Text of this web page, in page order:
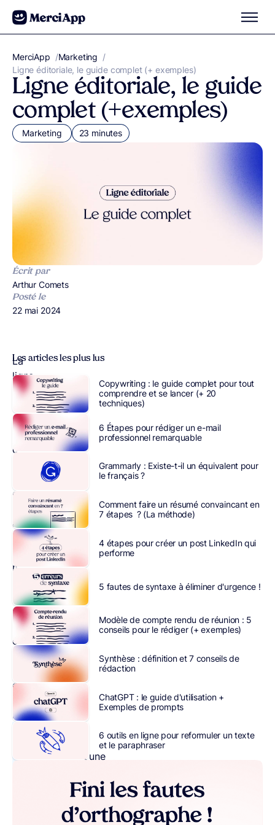
Aller au contenu
MerciApp correcteur orthographe
/Marketing /
Ligne éditoriale, le guide complet (+ exemples)
Ligne éditoriale, le guide
complet (+ exemples)
Marketing 23 minutes
Écrit par
Publié par
Arthur Comets
Posté le
Publié le
22 mai 2024
La
ligne
éditoriale
un
cadre
qui
entreprises,
agences
ou
les
médias
d’information
qui
publient
des
contenus
en
ligne
ou
imprimés.
L’objectif
principal d’une
est d’aider
l’entreprise à
conserver une
Les articles les plus lus
Copywriting : le guide complet pour tout
comprendre et se lancer (+ 20
techniques)
6 Étapes pour rédiger un e-mail
professionnel remarquable
Grammarly : Existe-t-il un équivalent pour
le français ?
Comment faire un résumé convaincant en
7 étapes ? (La méthode)
4 étapes pour créer un post LinkedIn qui
performe
5 fautes de syntaxe à éliminer d'urgence !
Modèle de compte rendu de réunion : 5
conseils pour le rédiger (+ exemples)
Synthèse : définition et 7 conseils de
rédaction
ChatGPT : le guide d'utilisation +
Exemples de prompts
6 outils en ligne pour reformuler un texte
et le paraphraser